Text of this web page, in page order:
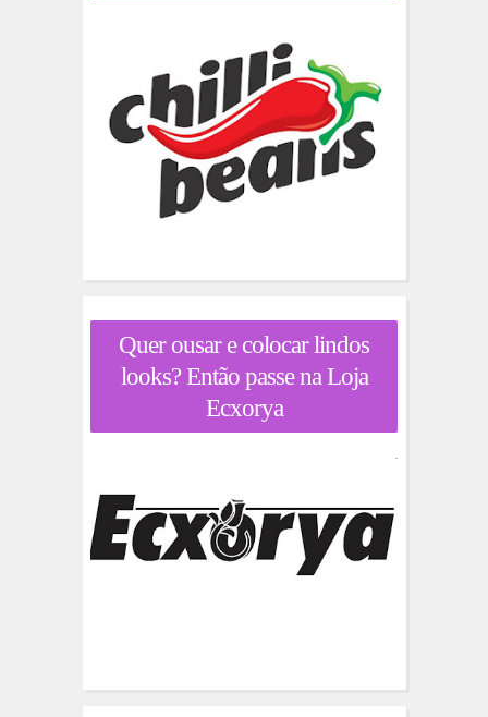
Quer ousar e colocar lindos
looks? Então passe na Loja
Ecxorya